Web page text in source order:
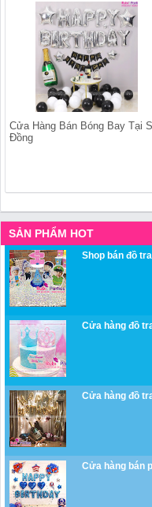
Cửa Hàng Bán Bóng Bay Tại
Đồng
SẢN PHẨM HOT
Shop bán đồ
Cửa hàng đồ
Cửa hàng đồ
Cửa hàng bán